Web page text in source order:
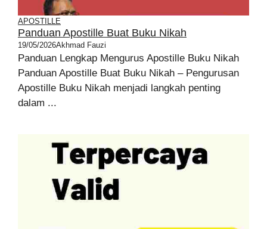
APOSTILLE
Panduan Apostille Buat Buku Nikah
19/05/2026Akhmad Fauzi
Panduan Lengkap Mengurus Apostille Buku Nikah
Panduan Apostille Buat Buku Nikah – Pengurusan
Apostille Buku Nikah menjadi langkah penting
dalam ...